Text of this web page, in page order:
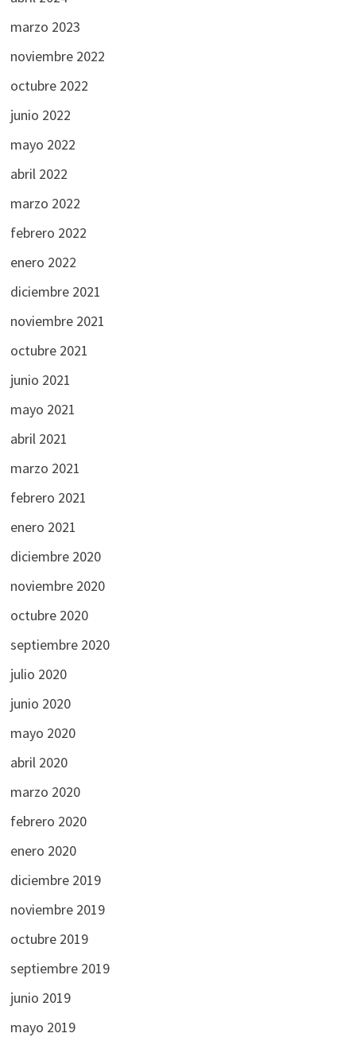
marzo 2023
noviembre 2022
octubre 2022
junio 2022
mayo 2022
abril 2022
marzo 2022
febrero 2022
enero 2022
diciembre 2021
noviembre 2021
octubre 2021
junio 2021
mayo 2021
abril 2021
marzo 2021
febrero 2021
enero 2021
diciembre 2020
noviembre 2020
octubre 2020
septiembre 2020
julio 2020
junio 2020
mayo 2020
abril 2020
marzo 2020
febrero 2020
enero 2020
diciembre 2019
noviembre 2019
octubre 2019
septiembre 2019
junio 2019
mayo 2019